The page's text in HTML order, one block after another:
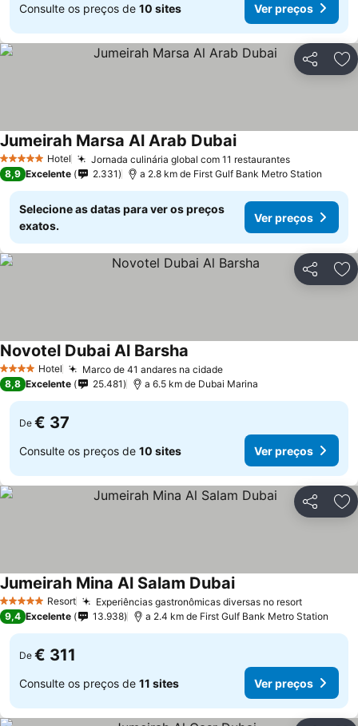
Consulte os preços de 10 sites Ver preços
Partilhar
5 Estrelas Hotel Jornada culinária global com 11 restaurantes
Jumeirah Marsa Al Arab Dubai
8,9 Excelente 2.331 a 2.8 km de First Gulf Bank Metro Station
Selecione as datas para ver os preços
exatos.
Ver preços
Partilhar
4 EstrelasHotel Marco de 41 andares na cidade
Novotel Dubai Al Barsha
8,8 Excelente 25.481 a 6.5 km de Dubai Marina
De € 37
Consulte os preços de 10 sites Ver preços
Partilhar
5 Estrelas Resort Experiências gastronômicas diversas no resort
Jumeirah Mina Al Salam Dubai
9,4 Excelente 13.938 a 2.4 km de First Gulf Bank Metro Station
De € 311
Consulte os preços de 11 sites Ver preços